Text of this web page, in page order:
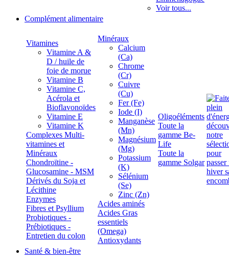
Voir tous...
Complément alimentaire
Vitamines
Vitamine A &
D / huile de
foie de morue
Vitamine B
Vitamine C,
Acérola et
Bioflavonoïdes
Vitamine E
Vitamine K
Complexes Multi-
vitamines et
Minéraux
Chondroïtine -
Glucosamine - MSM
Dérivés du Soja et
Lécithine
Enzymes
Fibres et Psyllium
Probiotiques -
Prébiotiques -
Entretien du colon
Minéraux
Calcium
(Ca)
Chrome
(Cr)
Cuivre
(Cu)
Fer (Fe)
Iode (I)
Manganèse
(Mn)
Magnésium
(Mg)
Potassium
(K)
Sélénium
(Se)
Zinc (Zn)
Acides aminés
Acides Gras
essentiels
(Omega)
Antioxydants
Oligoéléments
Toute la
gamme Be-
Life
Toute la
gamme Solgar
Santé & bien-être